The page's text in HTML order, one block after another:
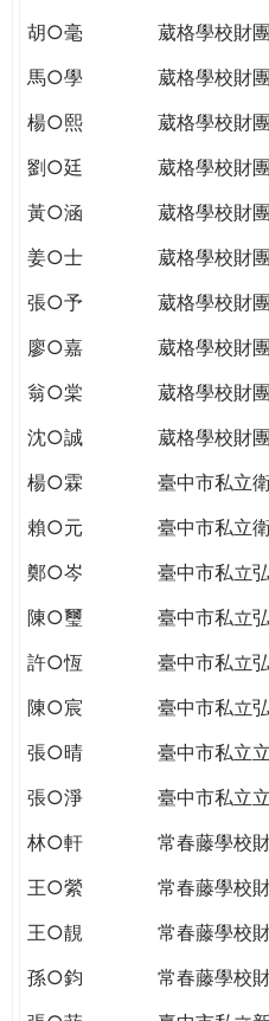
胡○毫
葳格學校財
馬○學
葳格學校財
楊○熙
葳格學校財
劉○廷
葳格學校財
黃○涵
葳格學校財
姜○士
葳格學校財
張○予
葳格學校財
廖○嘉
葳格學校財
翁○棠
葳格學校財
沈○誠
葳格學校財
楊○霖
臺中市私立
賴○元
臺中市私立
鄭○岑
臺中市私立
陳○璽
臺中市私立
許○恆
臺中市私立
陳○宸
臺中市私立
張○晴
臺中市私立
張○淨
臺中市私立
林○軒
常春藤學校
王○縈
常春藤學校
王○靚
常春藤學校
孫○鈞
常春藤學校